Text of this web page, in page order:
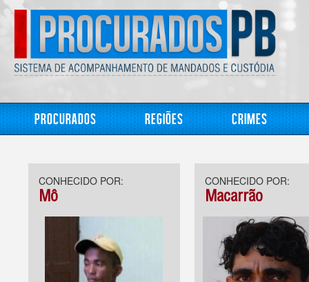
Procurados Regiões Crimes
CONHECIDO POR:
Mô
CONHECIDO POR:
Macarrão